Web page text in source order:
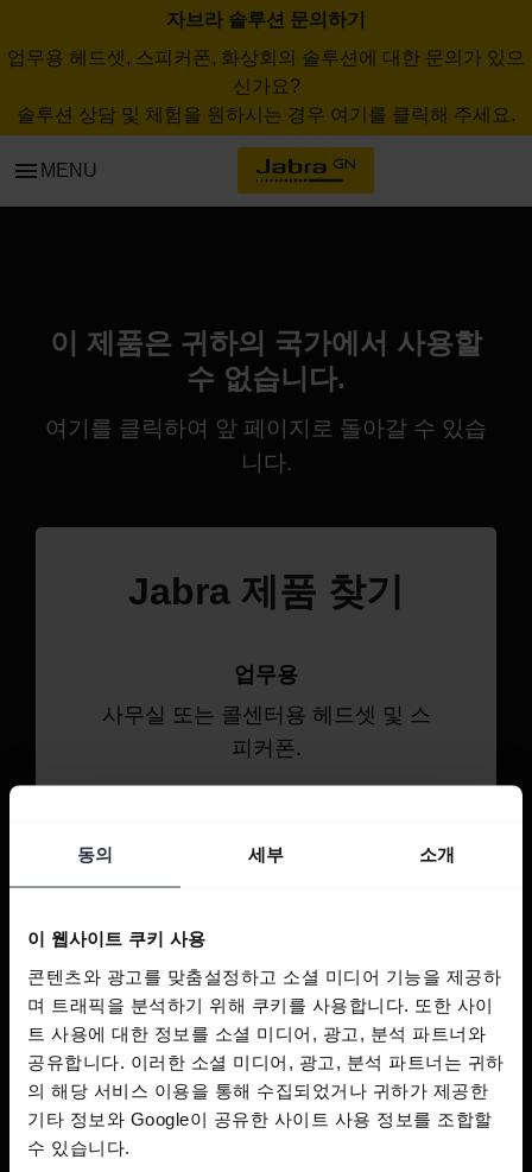
동의 세부 소개
이 웹사이트 쿠키 사용
콘텐츠와 광고를 맞춤설정하고 소셜 미디어 기능을 제공하
며 트래픽을 분석하기 위해 쿠키를 사용합니다. 또한 사이
트 사용에 대한 정보를 소셜 미디어, 광고, 분석 파트너와
공유합니다. 이러한 소셜 미디어, 광고, 분석 파트너는 귀하
의 해당 서비스 이용을 통해 수집되었거나 귀하가 제공한
기타 정보와 Google이 공유한 사이트 사용 정보를 조합할
수 있습니다.
자브라 솔루션 문의하기
업무용 헤드셋, 스피커폰, 화상회의 솔루션에 대한 문의가 있으
신가요?
솔루션 상담 및 체험을 원하시는 경우 여기를 클릭해 주세요.
menu MENU
이 제품은 귀하의 국가에서 사용할
수 없습니다.
여기를 클릭하여 앞 페이지로 돌아갈 수 있습
니다.
Jabra 제품 찾기
업무용
사무실 또는 콜센터용 헤드셋 및 스
피커폰.
통화, 음악, 스포츠를 위한 헤드셋 및
이어버드.
살펴보기